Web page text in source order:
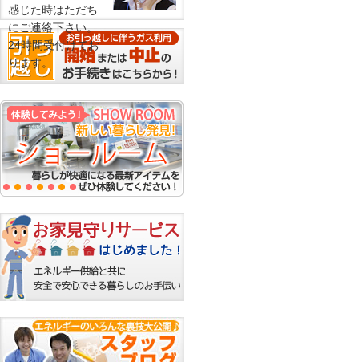
感じた時はただち
にご連絡下さい。
24時間受付けてお
ります。